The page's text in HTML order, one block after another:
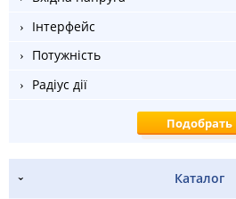
Інтерфейс
Потужність
Радіус дії
Каталог